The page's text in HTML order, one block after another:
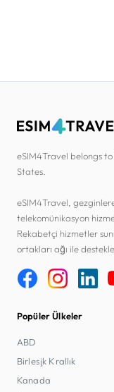
eSIM4Travel belongs
States.
eSIM4Travel,
telekomünikasyon
Rekabetçi hizmetler
ortakları ağı ile
Popüler Ülkeler
ABD
Birleşik Krallık
Kanada